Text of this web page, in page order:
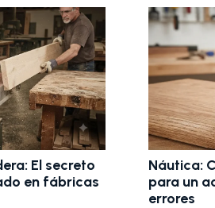
Náutica: Cómo elegir el disco de
para un acabado profesional sin